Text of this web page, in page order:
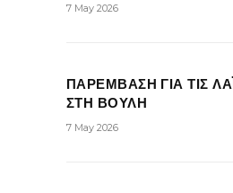
7 May 2026
ΠΑΡΕΜΒΑΣΗ ΓΙΑ ΤΙΣ
ΣΤΗ ΒΟΥΛΗ
7 May 2026